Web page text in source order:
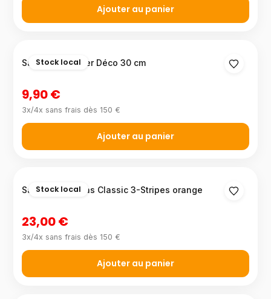
Ajouter au panier
Stock local
Sac à dos goûter Déco 30 cm
9,90 €
3x/4x sans frais dès 150 €
Ajouter au panier
Stock local
Sac à dos Adidas Classic 3-Stripes orange
23,00 €
3x/4x sans frais dès 150 €
Ajouter au panier